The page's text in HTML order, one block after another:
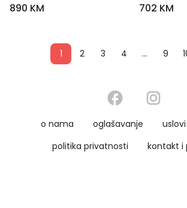
890 KM 702 KM
1 2 3 4 ... 9
o nama oglašavanje
politika privatnosti
kontakt i